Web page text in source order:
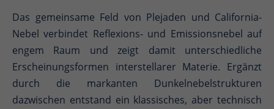
Das gemeinsame Feld von Plejaden und California-
Nebel verbindet Reflexions- und Emissionsnebel auf
engem Raum und zeigt damit unterschiedliche
Erscheinungsformen interstellarer Materie. Ergänzt
durch die markanten Dunkelnebelstrukturen
dazwischen entstand ein klassisches, aber technisch